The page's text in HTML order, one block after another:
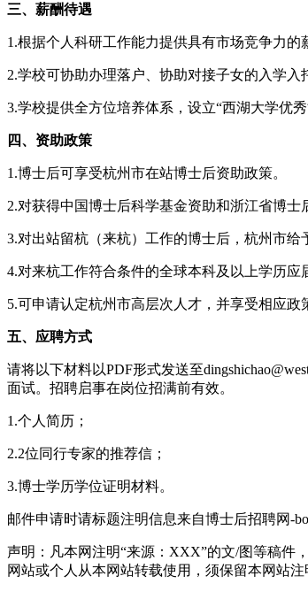
三、薪酬待遇
1.根据个人科研工作能力提供具有市场竞争力
2.学校可协助办理落户、协助对接子女的入学入
3.学校提供全方位培养体系，设立“西湖大学优
四、资助政策
1.博士后可享受杭州市在站博士后资助政策。
2.对获得中国博士后科学基金资助和浙江省博士
3.对出站留杭（来杭）工作的博士后，杭州市给
4.对来杭工作符合条件的全球本科及以上学历应
5.可申请认定杭州市高层次人才，并享受相应政
五、应聘方式
请将以下材料以PDF形式发送至
面试。招聘启事在岗位招满前有效。
1.个人简历；
2.2位同行专家的推荐信；
3.博士学历学位证明材料。
邮件申请时请标题注明信息来自博士后招聘网-
声明：凡本网注明“来源：XXX”的文/图等稿件
网站或个人从本网站转载使用，须保留本网站